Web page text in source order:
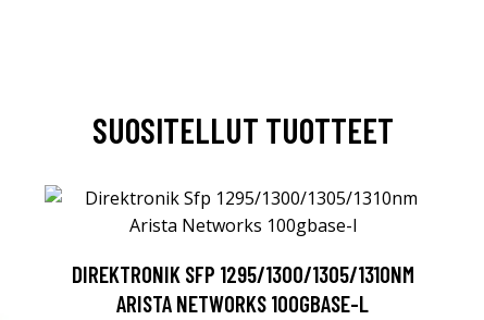
SUOSITELLUT TUOTTEET
DIREKTRONIK SFP 1295/1300/1305/1310NM
ARISTA NETWORKS 100GBASE-L